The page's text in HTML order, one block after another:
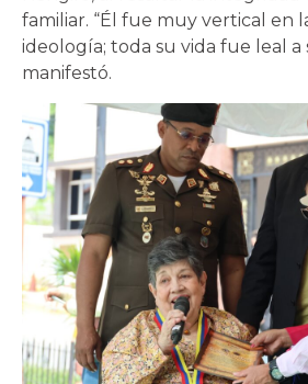
familiar. “Él fue muy vertical en
ideología; toda su vida fue leal a
manifestó.